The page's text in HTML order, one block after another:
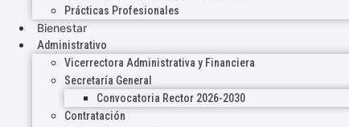
Prácticas Profesionales
Bienestar
Administrativo
Vicerrectora Administrativa y Financiera
Secretaría General
Convocatoria Rector 2026-2030
Contratación